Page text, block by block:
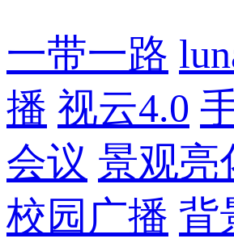
一带一路
播 视云4.0
会议 景观亮
校园广播 背